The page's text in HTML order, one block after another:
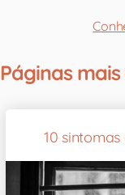
Páginas
10